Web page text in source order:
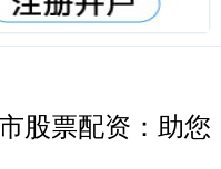
股票配资：助您